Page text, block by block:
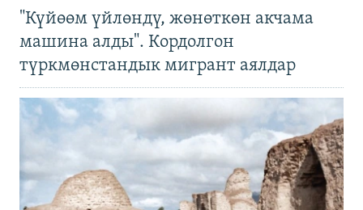
"Күйөөм үйлөндү, жөнөткөн акчама
машина алды". Кордолгон
түркмөнстандык мигрант аялдар